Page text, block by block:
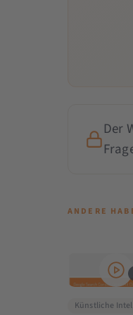
Der
ANDERE
Künstliche